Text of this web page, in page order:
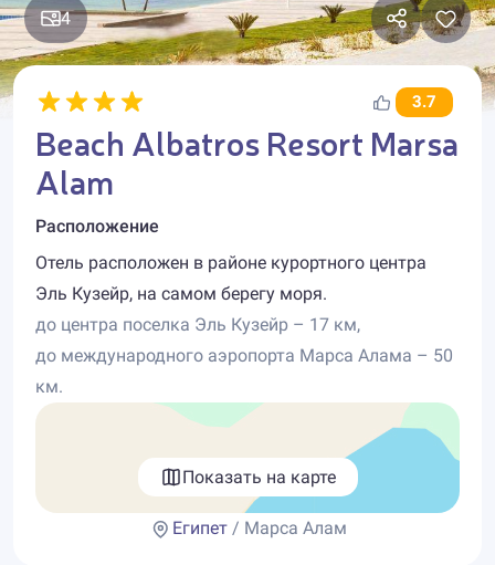
4
3.7
Beach Albatros Resort Marsa
Alam
Расположение
Отель расположен в районе курортного центра
Эль Кузейр, на самом берегу моря.
до центра поселка Эль Кузейр – 17 км,
до международного аэропорта Марса Алама – 50
км.
Показать на карте
Египет/ Марса Алам